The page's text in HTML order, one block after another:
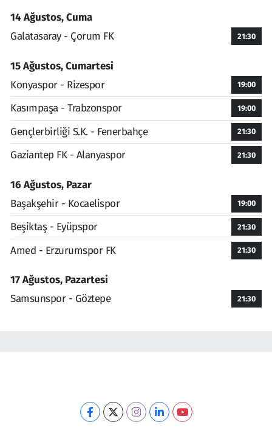
14 Ağustos, Cuma
Galatasaray - Çorum FK
21:30
15 Ağustos, Cumartesi
Konyaspor - Rizespor
19:00
Kasımpaşa - Trabzonspor 19:00
Gençlerbirliği S.K. - Fenerbahçe 21:30
Gaziantep FK - Alanyaspor 21:30
16 Ağustos, Pazar
Başakşehir - Kocaelispor
19:00
Beşiktaş - Eyüpspor 21:30
Amed - Erzurumspor FK 21:30
17 Ağustos, Pazartesi
Samsunspor - Göztepe
21:30